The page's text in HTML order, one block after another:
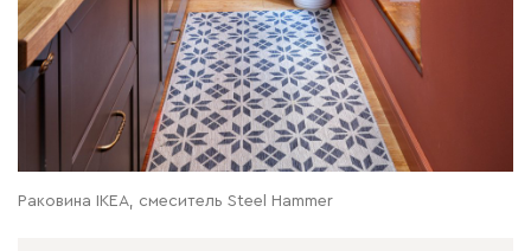
Раковина IKEA, смеситель Steel Hammer